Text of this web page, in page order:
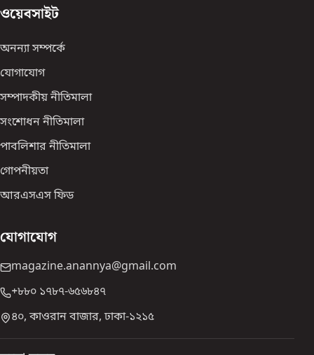
ওয়েবসাইট
অনন্যা সম্পর্কে
যোগাযোগ
সম্পাদকীয় নীতিমালা
সংশোধন নীতিমালা
পাবলিশার নীতিমালা
গোপনীয়তা
আরএসএস ফিড
যোগাযোগ
magazine.anannya@gmail.com
+৮৮০ ১৭৮৭-৬৫৬৮৪৭
৪০, কাওরান বাজার, ঢাকা-১২১৫